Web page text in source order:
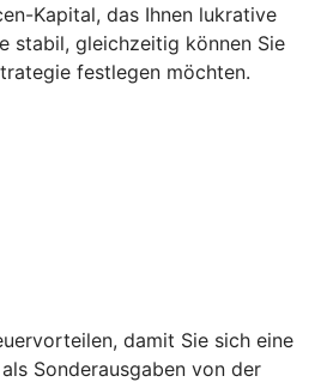
Kapital, das Ihnen lukrative
stabil, gleichzeitig können Sie
festlegen möchten.
damit Sie sich eine
als Sonderausgaben von der